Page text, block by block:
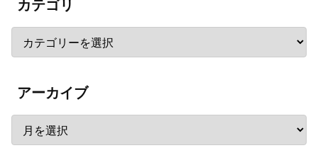
カテゴリ
アーカイブ